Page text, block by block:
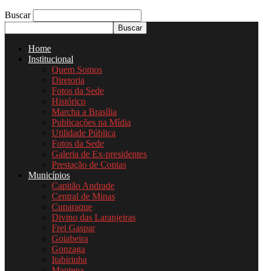
Buscar
Home
Institucional
Quem Somos
Diretoria
Fotos da Sede
Histórico
Marcha a Brasília
Publicações na Mídia
Utilidade Pública
Fotos da Sede
Galeria de Ex-presidentes
Prestação de Contas
Municípios
Capitão Andrade
Central de Minas
Cuparaque
Divino das Laranjeiras
Frei Gaspar
Goiabeira
Gonzaga
Itabirinha